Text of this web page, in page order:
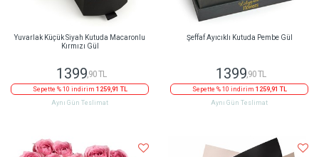
Yuvarlak Küçük Siyah Kutuda Macaronlu
Kırmızı Gül
1399 ,90 TL
Sepette % 10 indirim 1259,91 TL
Aynı Gün Teslimat
Şeffaf Ayıcıklı Kutuda Pembe Gül
1399 ,90 TL
Sepette % 10 indirim 1259,91 TL
Aynı Gün Teslimat